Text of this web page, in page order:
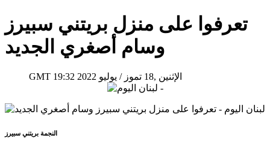
تعرفوا على منزل بريتني سبيرز
وسام أصغري الجديد
GMT 19:32 2022 الإثنين ,18 تموز / يوليو
النجمة بريتني سبيرز